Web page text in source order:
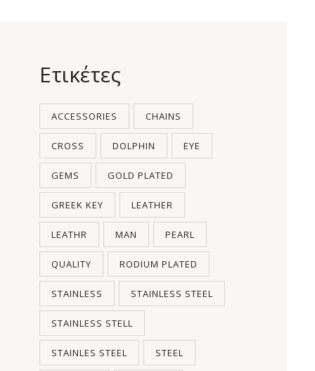
Ετικέτες
ACCESSORIES CHAINS
CROSS DOLPHIN EYE
GEMS GOLD PLATED
GREEK KEY LEATHER
LEATHR MAN PEARL
QUALITY RODIUM PLATED
STAINLESS STAINLESS STEEL
STAINLESS STELL
STAINLES STEEL STEEL